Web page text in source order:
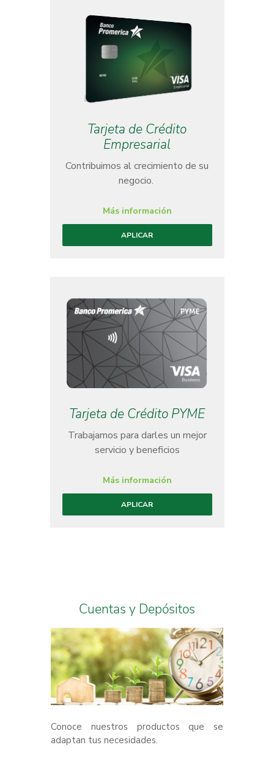
Tarjeta de Crédito
Empresarial
Contribuimos al crecimiento de su
negocio.
Más información
APLICAR
Tarjeta de Crédito PYME
Trabajamos para darles un mejor
servicio y beneficios
Más información
APLICAR
Cuentas y Depósitos
Conoce nuestros productos que se
adaptan tus necesidades.